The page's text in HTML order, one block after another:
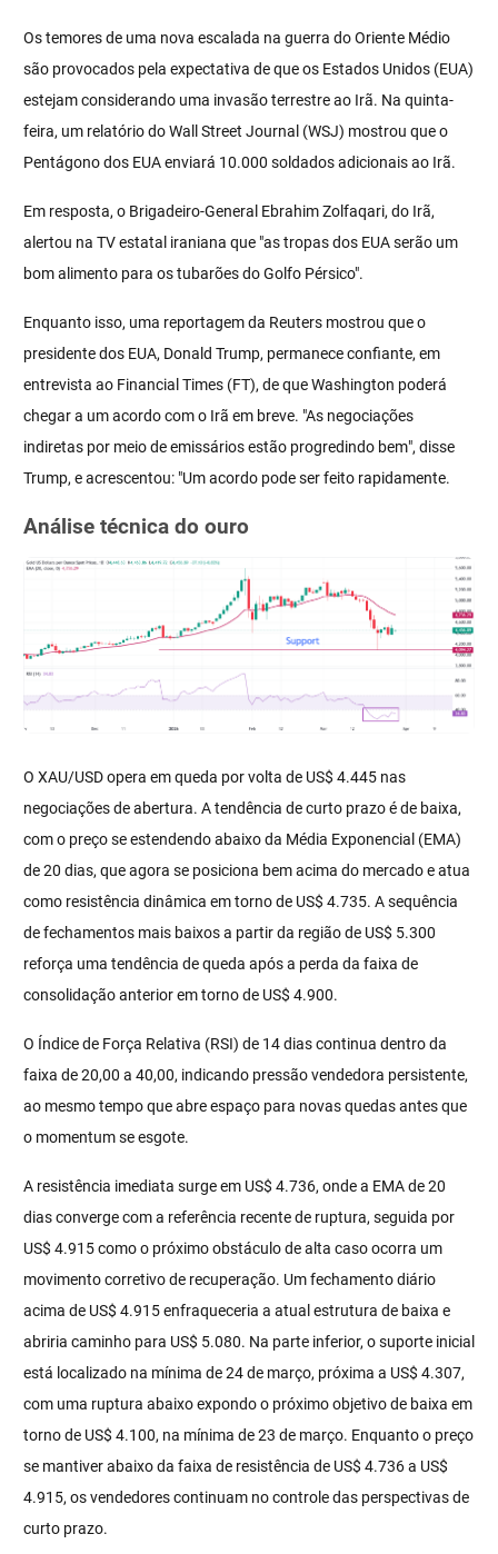
Os temores de uma nova escalada na guerra do Oriente Médio
são provocados pela expectativa de que os Estados Unidos (EUA)
estejam considerando uma invasão terrestre ao Irã. Na quinta-
feira, um relatório do Wall Street Journal (WSJ) mostrou que o
Pentágono dos EUA enviará 10.000 soldados adicionais ao Irã.
Em resposta, o Brigadeiro-General Ebrahim Zolfaqari, do Irã,
alertou na TV estatal iraniana que "as tropas dos EUA serão um
bom alimento para os tubarões do Golfo Pérsico".
Enquanto isso, uma reportagem da Reuters mostrou que o
presidente dos EUA, Donald Trump, permanece confiante, em
entrevista ao Financial Times (FT), de que Washington poderá
chegar a um acordo com o Irã em breve. "As negociações
indiretas por meio de emissários estão progredindo bem", disse
Trump, e acrescentou: "Um acordo pode ser feito rapidamente.
Análise técnica do ouro
O XAU/USD opera em queda por volta de US$ 4.445 nas
negociações de abertura. A tendência de curto prazo é de baixa,
com o preço se estendendo abaixo da Média Exponencial (EMA)
de 20 dias, que agora se posiciona bem acima do mercado e atua
como resistência dinâmica em torno de US$ 4.735. A sequência
de fechamentos mais baixos a partir da região de US$ 5.300
reforça uma tendência de queda após a perda da faixa de
consolidação anterior em torno de US$ 4.900.
O Índice de Força Relativa (RSI) de 14 dias continua dentro da
faixa de 20,00 a 40,00, indicando pressão vendedora persistente,
ao mesmo tempo que abre espaço para novas quedas antes que
o momentum se esgote.
A resistência imediata surge em US$ 4.736, onde a EMA de 20
dias converge com a referência recente de ruptura, seguida por
US$ 4.915 como o próximo obstáculo de alta caso ocorra um
movimento corretivo de recuperação. Um fechamento diário
acima de US$ 4.915 enfraqueceria a atual estrutura de baixa e
abriria caminho para US$ 5.080. Na parte inferior, o suporte inicial
está localizado na mínima de 24 de março, próxima a US$ 4.307,
com uma ruptura abaixo expondo o próximo objetivo de baixa em
torno de US$ 4.100, na mínima de 23 de março. Enquanto o preço
se mantiver abaixo da faixa de resistência de US$ 4.736 a US$
4.915, os vendedores continuam no controle das perspectivas de
curto prazo.